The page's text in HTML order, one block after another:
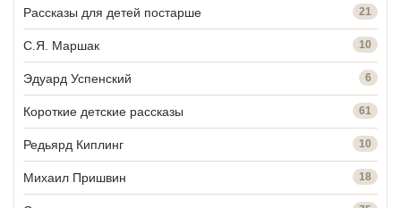
Рассказы для детей постарше 21
С.Я. Маршак 10
Эдуард Успенский 6
Короткие детские рассказы 61
Редьярд Киплинг 10
Михаил Пришвин 18